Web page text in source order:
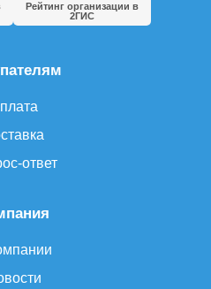
ответ
Рейтинг организации в
2ГИС